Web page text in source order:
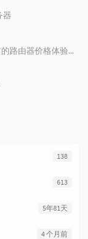
器
给360t7路由器刷OpenWrt，130元左右的路由器价格体验如何
138
613
5年81天
4 个月前